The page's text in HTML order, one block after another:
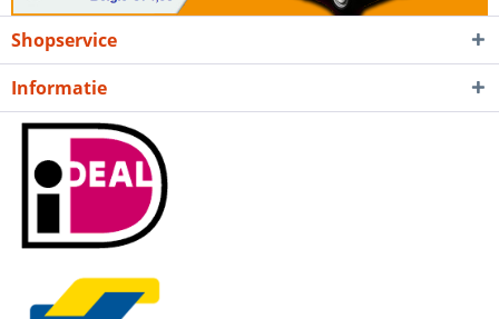
Shopservice
Informatie